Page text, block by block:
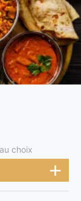
choix